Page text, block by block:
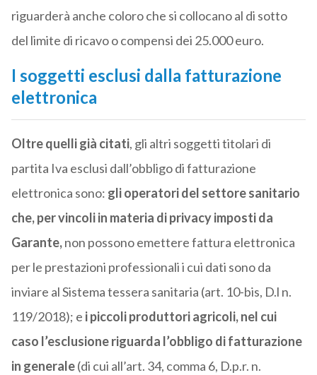
riguarderà anche coloro che si collocano al di sotto
del limite di ricavo o compensi dei 25.000 euro.
I soggetti esclusi dalla fatturazione
elettronica
Oltre quelli già citati, gli altri soggetti titolari di
partita Iva esclusi dall’obbligo di fatturazione
elettronica sono: gli operatori del settore sanitario
che, per vincoli in materia di privacy imposti da
Garante,non possono emettere fattura elettronica
per le prestazioni professionali i cui dati sono da
inviare al Sistema tessera sanitaria (art. 10-bis, D.l n.
119/2018); e i piccoli produttori agricoli, nel cui
caso l’esclusione riguarda l’obbligo di fatturazione
in generale(di cui all’art. 34, comma 6, D.p.r. n.